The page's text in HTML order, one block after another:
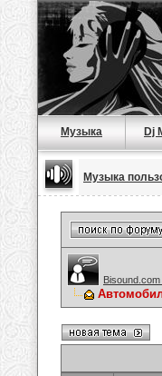
Музыка Dj
Музыка